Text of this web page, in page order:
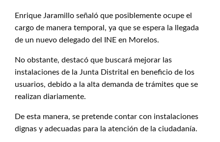
Enrique Jaramillo señaló que posiblemente ocupe el
cargo de manera temporal, ya que se espera la llegada
de un nuevo delegado del INE en Morelos.
No obstante, destacó que buscará mejorar las
instalaciones de la Junta Distrital en beneficio de los
usuarios, debido a la alta demanda de trámites que se
realizan diariamente.
De esta manera, se pretende contar con instalaciones
dignas y adecuadas para la atención de la ciudadanía.